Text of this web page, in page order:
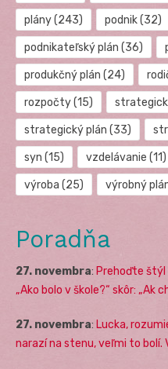
plány(243) podnik(32)
podnikateľský plán (36)
produkčný plán (24)
rozpočty(15)
strategický plán (33)
syn (15) vzdelávanie (11)
výroba (25) výrobný
Poradňa
27. novembra: Prehoďte štýl
„Ako bolo v škole?“ skôr: „Ak
27. novembra: Lucka,
narazí na stenu, veľmi to bolí.